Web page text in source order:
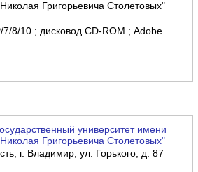
Григорьевича Столетовых"
8/10 ; дисковод CD-ROM ; Adobe
университет имени
Григорьевича Столетовых"
г. Владимир, ул. Горького, д. 87